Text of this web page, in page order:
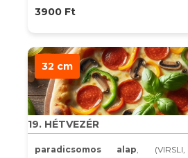
3900 Ft
32 cm
19. HÉTVEZÉR
paradicsomos alap,